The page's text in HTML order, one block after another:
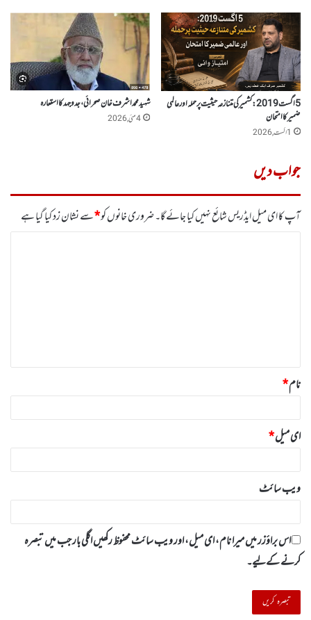
5 اگست 2019: کشمیر کی متنازعہ حیثیت پر حملہ اور عالمی
ضمیر کا امتحان
1 اگست, 2026
شہید محمد اشرف خان صحرائی،جدوجہد کا استعارہ
4 مئی, 2026
جواب دیں
آپ کا ای میل ایڈریس شائع نہیں کیا جائے گا۔ضروری خانوں کو*سے نشان زد کیا گیا ہے
نام*
ای میل*
ویب‌ سائٹ
اس براؤزر میں میرا نام، ای میل، اور ویب سائٹ محفوظ رکھیں اگلی بار جب میں تبصرہ
کرنے کےلیے۔